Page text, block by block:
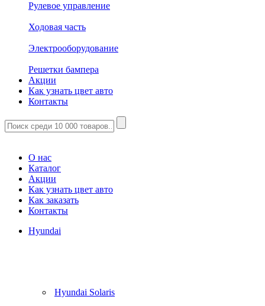
Рулевое управление
Ходовая часть
Электрооборудование
Решетки бампера
Акции
Как узнать цвет авто
Контакты
О нас
Каталог
Акции
Как узнать цвет авто
Как заказать
Контакты
Hyundai
Hyundai Solaris